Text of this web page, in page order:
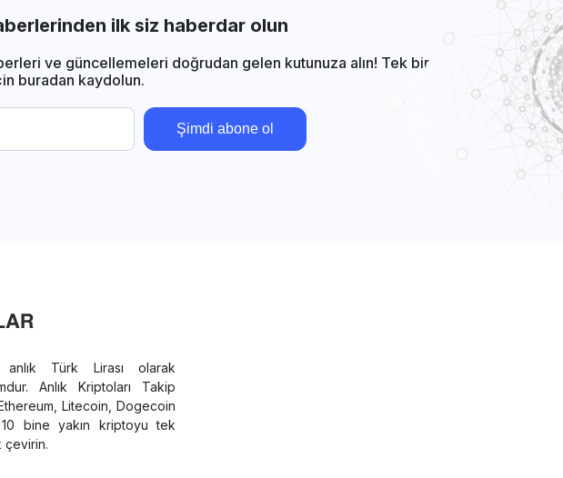
ilk siz haberdar olun
ve güncellemeleri doğrudan gelen kutunuza alın! Tek bir
buradan kaydolun.
Şimdi abone ol
anlık Türk Lirası olarak
Anlık Kriptoları Takip
Litecoin, Dogecoin
bine yakın kriptoyu tek
çevirin.